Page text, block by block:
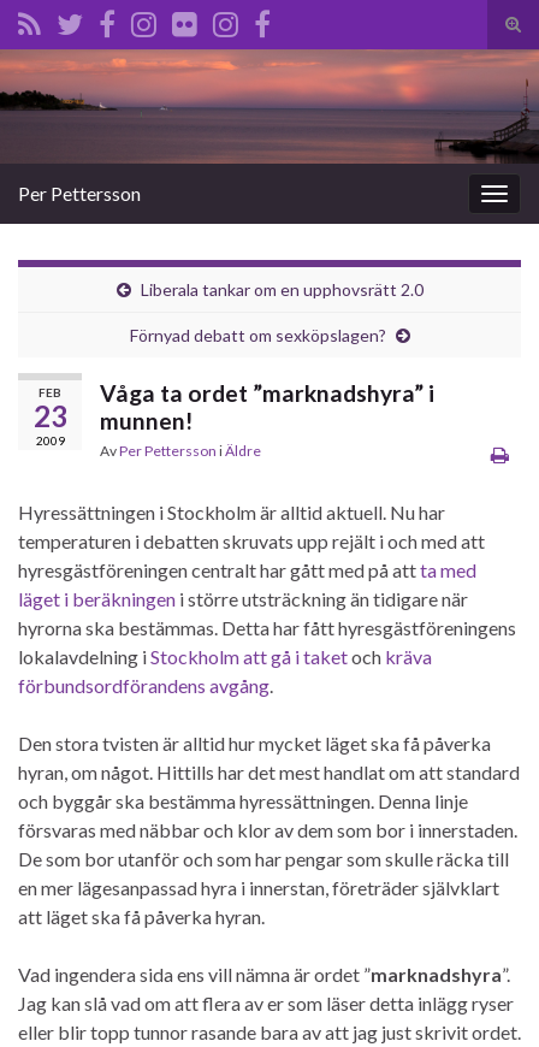
Slå
på/
Search for:
Slå
på/av
Per Pettersson
Liberala tankar om en upphovsrätt 2.0
Förnyad debatt om sexköpslagen?
FEB
23
2009
Våga ta ordet ”marknadshyra” i
munnen!
AvPer Pettersson iÄldre
Hyressättningen i Stockholm är alltid aktuell. Nu har
temperaturen i debatten skruvats upp rejält i och med att
hyresgästföreningen centralt har gått med på attta med
läget i beräkningen i större utsträckning än tidigare när
hyrorna ska bestämmas. Detta har fått hyresgästföreningens
lokalavdelning iStockholm att gå i taketoch kräva
förbundsordförandens avgång.
Den stora tvisten är alltid hur mycket läget ska få påverka
hyran, om något. Hittills har det mest handlat om att standard
och byggår ska bestämma hyressättningen. Denna linje
försvaras med näbbar och klor av dem som bor i innerstaden.
De som bor utanför och som har pengar som skulle räcka till
en mer lägesanpassad hyra i innerstan, företräder självklart
att läget ska få påverka hyran.
Vad ingendera sida ens vill nämna är ordet ”marknadshyra”.
Jag kan slå vad om att flera av er som läser detta inlägg ryser
eller blir topp tunnor rasande bara av att jag just skrivit ordet.